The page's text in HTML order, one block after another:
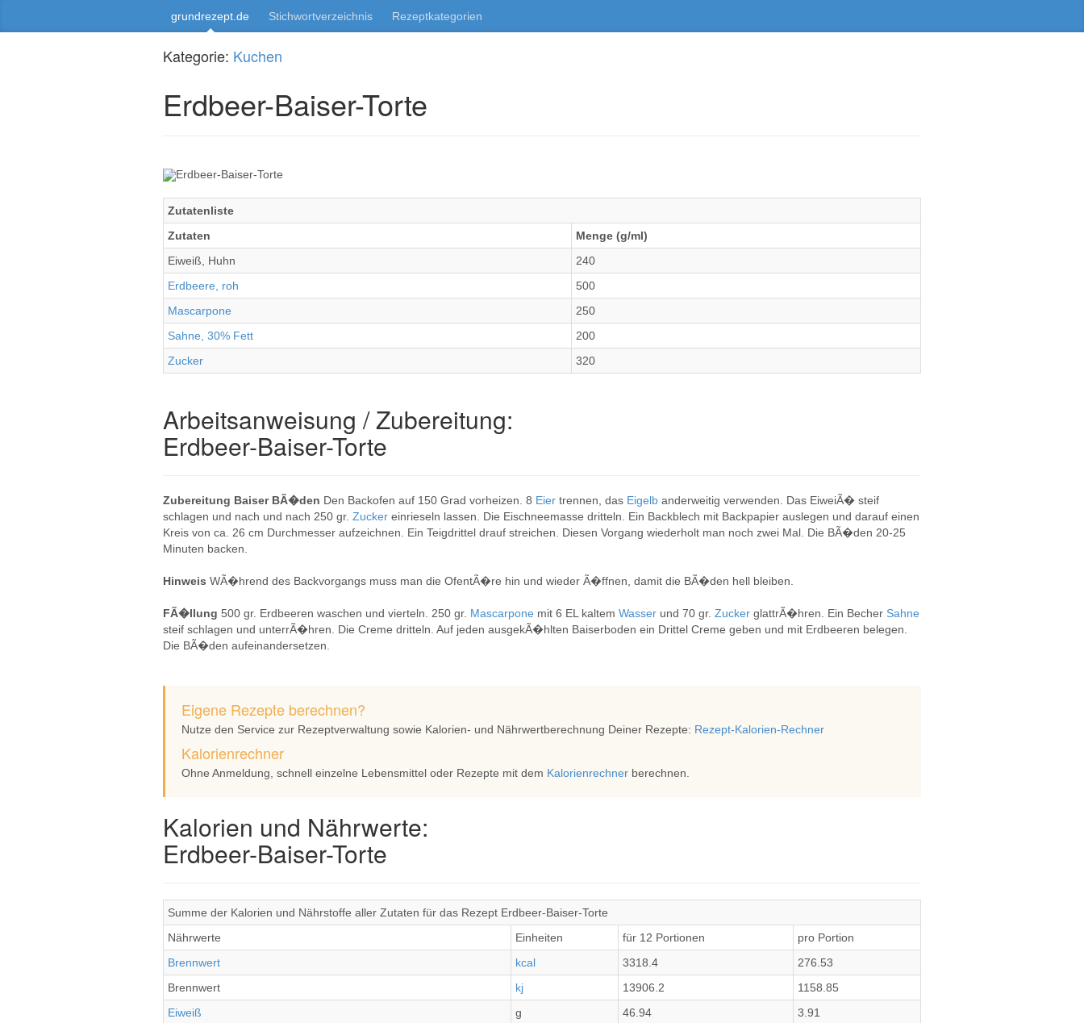
grundrezept.de Stichwortverzeichnis Rezeptkategorien
Kategorie: Kuchen
Erdbeer-Baiser-Torte
Zutatenliste
Zutaten
Menge (g/ml)
Eiweiß, Huhn
240
Erdbeere, roh
500
Mascarpone
250
Sahne, 30% Fett
200
Zucker
320
Arbeitsanweisung / Zubereitung:
Erdbeer-Baiser-Torte
Zubereitung Baiser BÃ�den Den Backofen auf 150 Grad vorheizen. 8 Eier trennen, das Eigelb anderweitig verwenden. Das EiweiÃ� steif
schlagen und nach und nach 250 gr. Zucker einrieseln lassen. Die Eischneemasse dritteln. Ein Backblech mit Backpapier auslegen und darauf einen
Kreis von ca. 26 cm Durchmesser aufzeichnen. Ein Teigdrittel drauf streichen. Diesen Vorgang wiederholt man noch zwei Mal. Die BÃ�den 20-25
Minuten backen.
Hinweis WÃ�hrend des Backvorgangs muss man die OfentÃ�re hin und wieder Ã�ffnen, damit die BÃ�den hell bleiben.
FÃ�llung 500 gr. Erdbeeren waschen und vierteln. 250 gr. Mascarpone mit 6 EL kaltem Wasser und 70 gr. Zucker glattrÃ�hren. Ein Becher Sahne
steif schlagen und unterrÃ�hren. Die Creme dritteln. Auf jeden ausgekÃ�hlten Baiserboden ein Drittel Creme geben und mit Erdbeeren belegen.
Die BÃ�den aufeinandersetzen.
Eigene Rezepte berechnen?
Nutze den Service zur Rezeptverwaltung sowie Kalorien- und Nährwertberechnung Deiner Rezepte: Rezept-Kalorien-Rechner
Kalorienrechner
Ohne Anmeldung, schnell einzelne Lebensmittel oder Rezepte mit dem Kalorienrechner berechnen.
Kalorien und Nährwerte:
Erdbeer-Baiser-Torte
Summe der Kalorien und Nährstoffe aller Zutaten für das Rezept Erdbeer-Baiser-Torte
Nährwerte
Einheiten für 12 Portionen
pro Portion
Brennwert
kcal 3318.4
276.53
Brennwert
kj 13906.2
1158.85
Eiweiß
g 46.94
3.91